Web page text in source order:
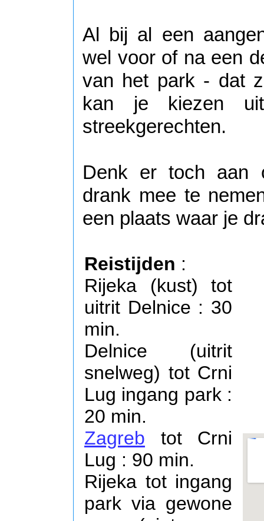
Al bij al een
wel voor of na een
van het park - dat
kan je kiezen
streekgerechten.
Denk er toch aan
drank mee te
een plaats waar je
Reistijden :
Rijeka (kust) tot
uitrit Delnice : 30
min.
Delnice (uitrit
snelweg) tot Crni
Lug ingang park :
20 min.
Zagreb tot Crni
Lug : 90 min.
Rijeka tot ingang
park via gewone